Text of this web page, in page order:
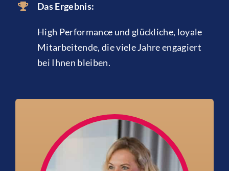
Das Ergebnis:
High Performance und glückliche, loyale
Mitarbeitende, die viele Jahre engagiert
bei Ihnen bleiben.